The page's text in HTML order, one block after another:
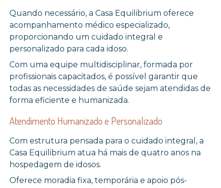
Quando necessário, a Casa Equilibrium oferece
acompanhamento médico especializado,
proporcionando um cuidado integral e
personalizado para cada idoso.
Com uma equipe multidisciplinar, formada por
profissionais capacitados, é possível garantir que
todas as necessidades de saúde sejam atendidas de
forma eficiente e humanizada.
Atendimento Humanizado e Personalizado
Com estrutura pensada para o cuidado integral, a
Casa Equilibrium atua há mais de quatro anos na
hospedagem de idosos.
Oferece moradia fixa, temporária e apoio pós-